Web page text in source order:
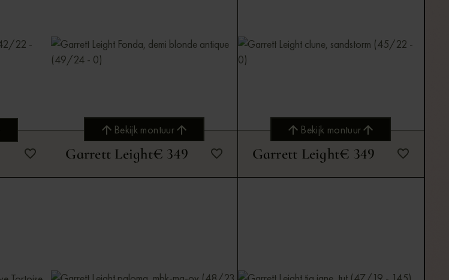
Bekijk montuur
Bekijk montuur
Garrett Leight€ 349
Bekijk montuur
Bekijk montuur
Garrett Leight€ 349